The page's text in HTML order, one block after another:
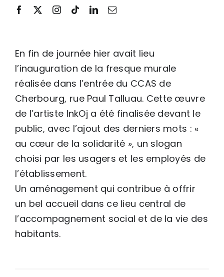
En fin de journée hier avait lieu
l’inauguration de la fresque murale
réalisée dans l’entrée du CCAS de
Cherbourg, rue Paul Talluau. Cette œuvre
de l’artiste InkOj a été finalisée devant le
public, avec l’ajout des derniers mots : «
au cœur de la solidarité », un slogan
choisi par les usagers et les employés de
l’établissement.
Un aménagement qui contribue à offrir
un bel accueil dans ce lieu central de
l’accompagnement social et de la vie des
habitants.